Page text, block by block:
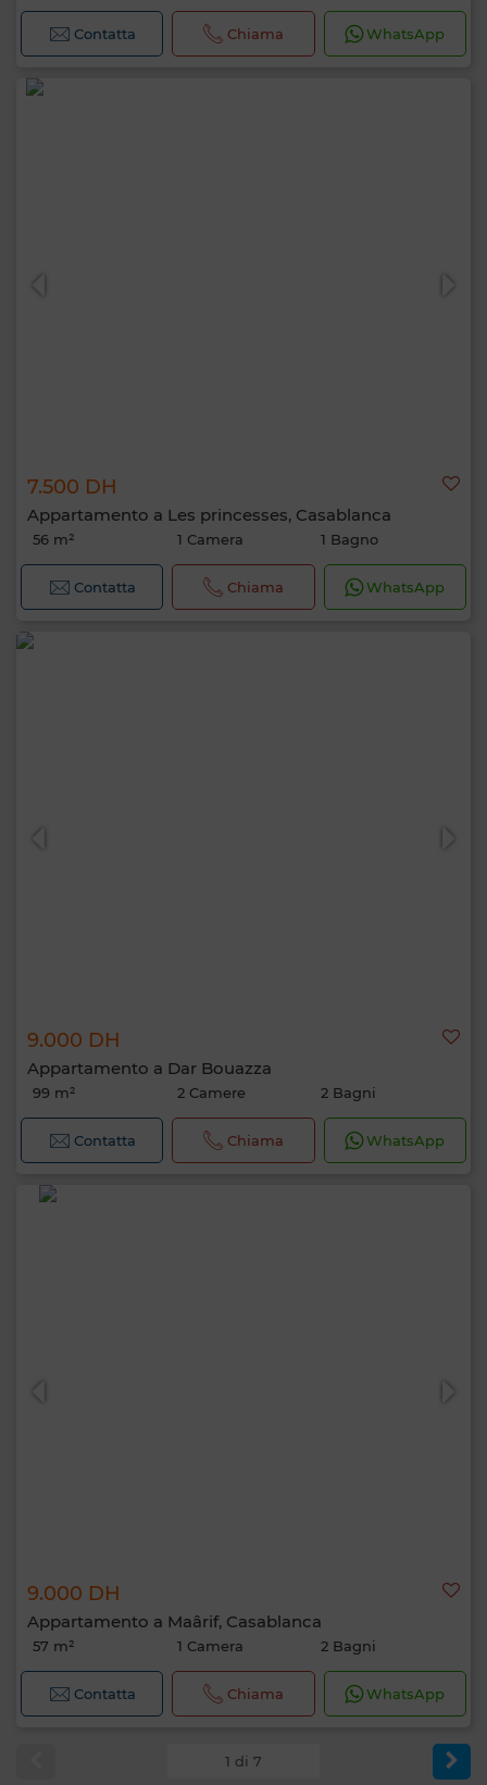
Contatta Chiama WhatsApp
7.500 DH
Appartamento a Les princesses, Casablanca
56 m² 1 Camera 1 Bagno
Contatta Chiama WhatsApp
9.000 DH
Appartamento a Dar Bouazza
99 m² 2 Camere 2 Bagni
Contatta Chiama WhatsApp
9.000 DH
Appartamento a Maârif, Casablanca
57 m² 1 Camera 2 Bagni
Contatta Chiama WhatsApp
1 di 7